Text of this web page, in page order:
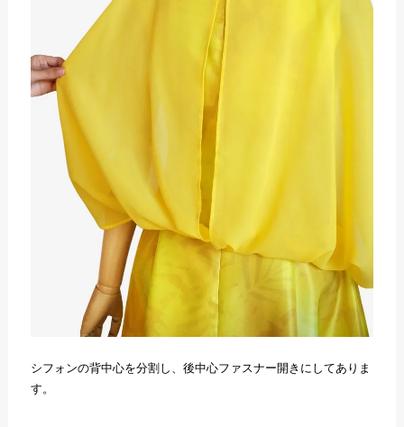
シフォンの背中心を分割し、後中心ファスナー開きにしてありま
す。